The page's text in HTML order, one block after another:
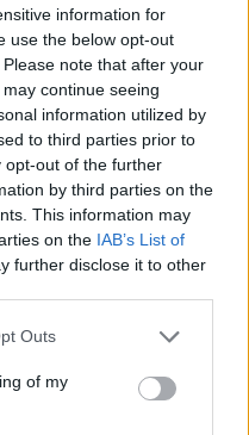
information for
use the below opt-out
note that after your
continue seeing
information utilized by
to third parties prior to
opt-out of the further
by third parties on the
This information may
on the IAB’s List of
further disclose it to other
one or more Google
You may click to
its third-party tags to
in below Google
Outs
of my
zene és a nyár legjobb
(X)
strandröplabda-